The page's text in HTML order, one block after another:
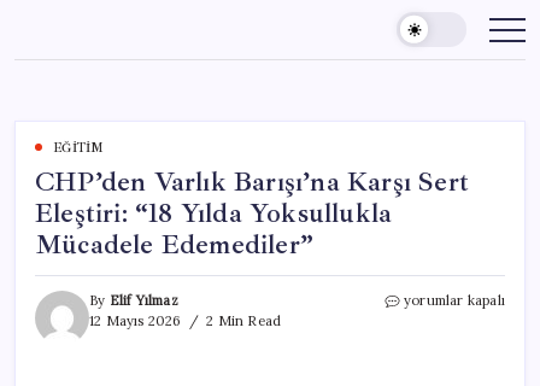
content
EĞITIM
CHP’den Varlık Barışı’na Karşı Sert
Eleştiri: “18 Yılda Yoksullukla
Mücadele Edemediler”
By Elif Yılmaz
12 Mayıs 2026
2 Min Read
CHP’den
yorumlar kapalı